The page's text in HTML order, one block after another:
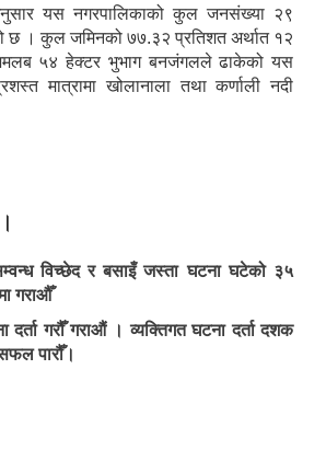
यस नगरपालिकाको कुल जनसंख्या २९
छ । कुल जमिनको ७७.३२ प्रतिशत अर्थात १२
५४ हेक्टर भुभाग बनजंगलले ढाकेको यस
मात्रामा खोलानाला तथा कर्णाली नदी
विच्छेद र बसाइँ जस्ता घटना घटेको ३५
गराऔँ
दर्ता गरौँ गराऔं । व्यक्तिगत घटना दर्ता दशक
पारौँ।